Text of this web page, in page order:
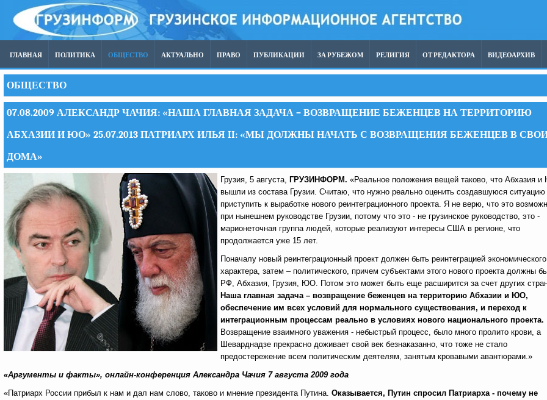
ГЛАВНАЯ ПОЛИТИКА ОБЩЕСТВО АКТУАЛЬНО ПРАВО ПУБЛИКАЦИИ ЗА РУБЕЖОМ РЕЛИГИЯ ОТ РЕДАКТОРА ВИДЕОАРХИВ
ОБЩЕСТВО
07.08.2009 АЛЕКСАНДР ЧАЧИЯ: «НАША ГЛАВНАЯ ЗАДАЧА – ВОЗВРАЩЕНИЕ БЕЖЕНЦЕВ НА ТЕРРИТОРИЮ
АБХАЗИИ И ЮО» 25.07.2013 ПАТРИАРХ ИЛЬЯ II: «МЫ ДОЛЖНЫ НАЧАТЬ С ВОЗВРАЩЕНИЯ БЕЖЕНЦЕВ В
ДОМА»
Грузия, 5 августа, ГРУЗИНФОРМ. «Реальное положения вещей таково, что Абхазия
вышли из состава Грузии. Считаю, что нужно реально оценить создавшуюся ситуацию
приступить к выработке нового реинтеграционного проекта. Я не верю, что это
при нынешнем руководстве Грузии, потому что это - не грузинское руководство, это -
марионеточная группа людей, которые реализуют интересы США в регионе, что
продолжается уже 15 лет.
Поначалу новый реинтеграционный проект должен быть реинтеграцией экономического
характера, затем – политического, причем субъектами этого нового проекта должны
РФ, Абхазия, Грузия, ЮО. Потом это может быть еще расширится за счет других
Наша главная задача – возвращение беженцев на территорию Абхазии и ЮО,
обеспечение им всех условий для нормального существования, и переход к
интеграционным процессам реально в условиях нового национального проекта.
Возвращение взаимного уважения - небыстрый процесс, было много пролито крови, а
Шеварднадзе прекрасно доживает свой век безнаказанно, что тоже не стало
предостережение всем политическим деятелям, занятым кровавыми авантюрами.»
«Аргументы и факты», онлайн-конференция Александра Чачия 7 августа 2009 года
«Патриарх России прибыл к нам и дал нам слово, таково и мнение президента Путина. Оказывается, Путин спросил Патриарха - почему не